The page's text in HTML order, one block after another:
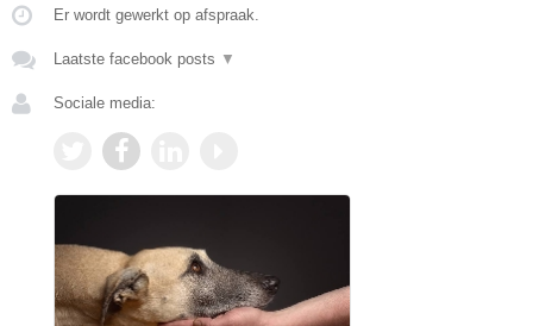
Er wordt gewerkt op afspraak.
Laatste facebook posts ▼
Sociale media: